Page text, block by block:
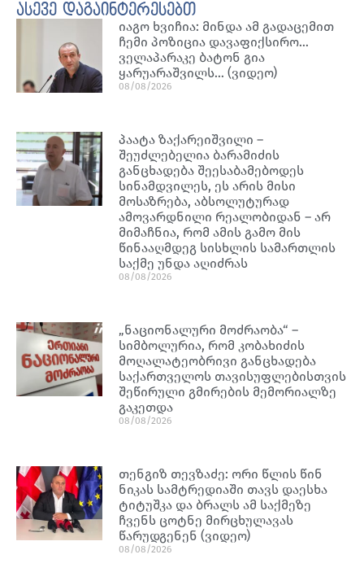
ასევე დაგაინტერესებთ
იაგო ხვიჩია: მინდა ამ გადაცემით
ჩემი პოზიცია დავაფიქსირო…
ველაპარაკე ბატონ გია
ყარუარაშვილს… (ვიდეო)
08/08/2026
პაატა ზაქარეიშვილი –
შეუძლებელია ბარამიძის
განცხადება შეესაბამებოდეს
სინამდვილეს, ეს არის მისი
მოსაზრება, აბსოლუტურად
ამოვარდნილი რეალობიდან – არ
მიმაჩნია, რომ ამის გამო მის
წინააღმდეგ სისხლის სამართლის
საქმე უნდა აღიძრას
08/08/2026
„ნაციონალური მოძრაობა“ –
სიმბოლურია, რომ კობახიძის
მოღალატეობრივი განცხადება
საქართველოს თავისუფლებისთვის
შეწირული გმირების მემორიალზე
გაკეთდა
08/08/2026
თენგიზ თევზაძე: ორი წლის წინ
ნიკას სამტრედიაში თავს დაესხა
ტიტუშკა და ბრალს ამ საქმეზე
ჩვენს ცოტნე მირცხულავას
წარუდგენენ (ვიდეო)
08/08/2026